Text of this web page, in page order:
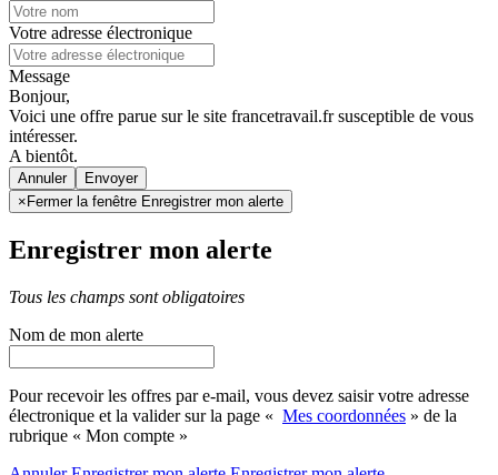
Votre adresse électronique
Message
Bonjour,
Voici une offre parue sur le site francetravail.fr susceptible de vous
intéresser.
A bientôt.
Annuler
× Fermer la fenêtre Enregistrer mon alerte
Enregistrer mon alerte
Tous les champs sont obligatoires
Nom de mon alerte
Pour recevoir les offres par e-mail, vous devez saisir votre adresse
électronique et la valider sur la page « Mes coordonnées » de la
rubrique « Mon compte »